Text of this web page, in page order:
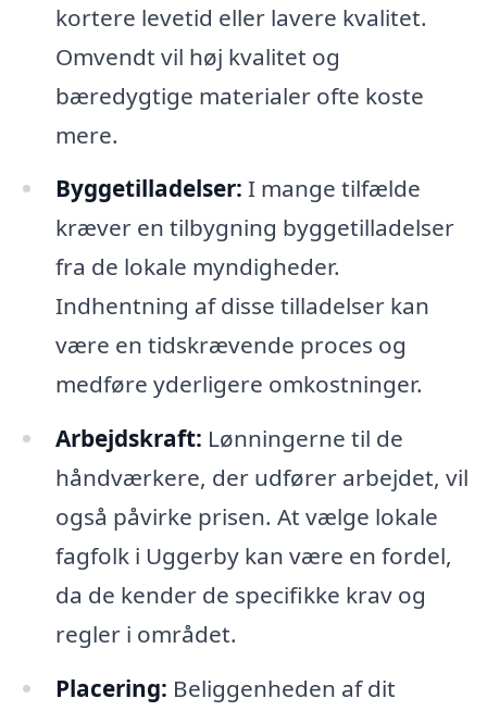
kortere levetid eller lavere kvalitet.
Omvendt vil høj kvalitet og
bæredygtige materialer ofte koste
mere.
Byggetilladelser: I mange tilfælde
kræver en tilbygning byggetilladelser
fra de lokale myndigheder.
Indhentning af disse tilladelser kan
være en tidskrævende proces og
medføre yderligere omkostninger.
Arbejdskraft: Lønningerne til de
håndværkere, der udfører arbejdet, vil
også påvirke prisen. At vælge lokale
fagfolk i Uggerby kan være en fordel,
da de kender de specifikke krav og
regler i området.
Placering: Beliggenheden af dit